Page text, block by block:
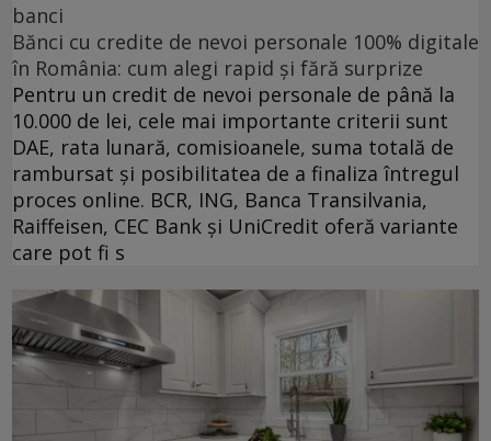
banci
Bănci cu credite de nevoi personale 100% digitale
în România: cum alegi rapid și fără surprize
Pentru un credit de nevoi personale de până la
10.000 de lei, cele mai importante criterii sunt
DAE, rata lunară, comisioanele, suma totală de
rambursat și posibilitatea de a finaliza întregul
proces online. BCR, ING, Banca Transilvania,
Raiffeisen, CEC Bank și UniCredit oferă variante
care pot fi s